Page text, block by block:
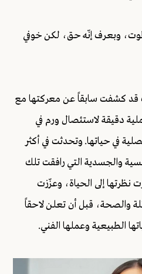
وبعرف إنّه حق، لكن خوفي
قد كشفت سابقاً عن معركتها مع
دقيقة لاستئصال ورم في
في حياتها. وتحدثت في أكثر
والجسدية التي رافقت تلك
نظرتها إلى الحياة، وعزّزت
والصحة، قبل أن تعلن لاحقاً
الطبيعية وعملها الفني.